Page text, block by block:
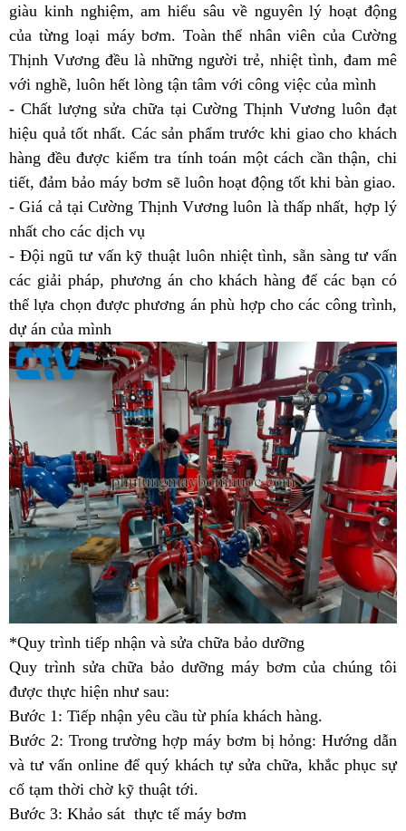
giàu kinh nghiệm, am hiểu sâu về nguyên lý hoạt động
của từng loại máy bơm. Toàn thể nhân viên của Cường
Thịnh Vương đều là những người trẻ, nhiệt tình, đam mê
với nghề, luôn hết lòng tận tâm với công việc của mình
- Chất lượng sửa chữa tại Cường Thịnh Vương luôn đạt
hiệu quả tốt nhất. Các sản phẩm trước khi giao cho khách
hàng đều được kiểm tra tính toán một cách cần thận, chi
tiết, đảm bảo máy bơm sẽ luôn hoạt động tốt khi bàn giao.
- Giá cả tại Cường Thịnh Vương luôn là thấp nhất, hợp lý
nhất cho các dịch vụ
- Đội ngũ tư vấn kỹ thuật luôn nhiệt tình, sẵn sàng tư vấn
các giải pháp, phương án cho khách hàng để các bạn có
thể lựa chọn được phương án phù hợp cho các công trình,
dự án của mình
*Quy trình tiếp nhận và sửa chữa bảo dưỡng
Quy trình sửa chữa bảo dưỡng máy bơm của chúng tôi
được thực hiện như sau:
Bước 1: Tiếp nhận yêu cầu từ phía khách hàng.
Bước 2: Trong trường hợp máy bơm bị hỏng: Hướng dẫn
và tư vấn online để quý khách tự sửa chữa, khắc phục sự
cố tạm thời chờ kỹ thuật tới.
Bước 3: Khảo sát thực tế máy bơm